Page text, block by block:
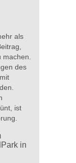
als
machen.
des
ist